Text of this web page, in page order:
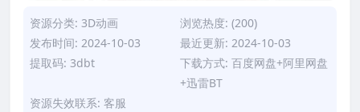
资源分类: 3D动画
浏览热度: (200)
发布时间: 2024-10-03
最近更新: 2024-10-03
提取码: 3dbt
下载方式: 百度网盘+阿里网盘
+迅雷BT
资源失效联系: 客服